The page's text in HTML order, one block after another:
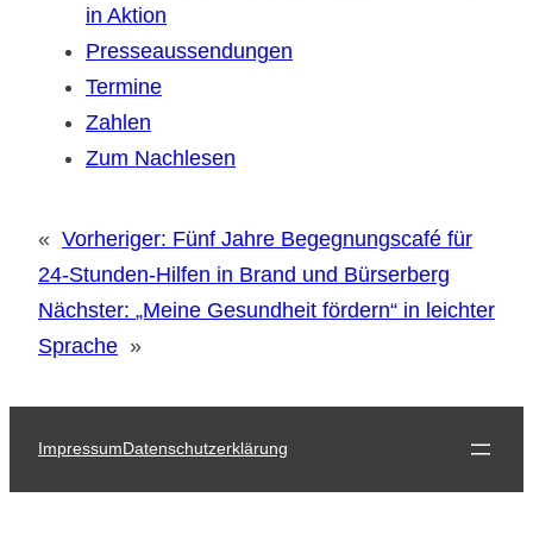
in Aktion
Presseaussendungen
Termine
Zahlen
Zum Nachlesen
« Vorheriger: Fünf Jahre Begegnungscafé für
24-Stunden-Hilfen in Brand und Bürserberg
Nächster: „Meine Gesundheit fördern“ in leichter
Sprache »
ImpressumDatenschutzerklärung